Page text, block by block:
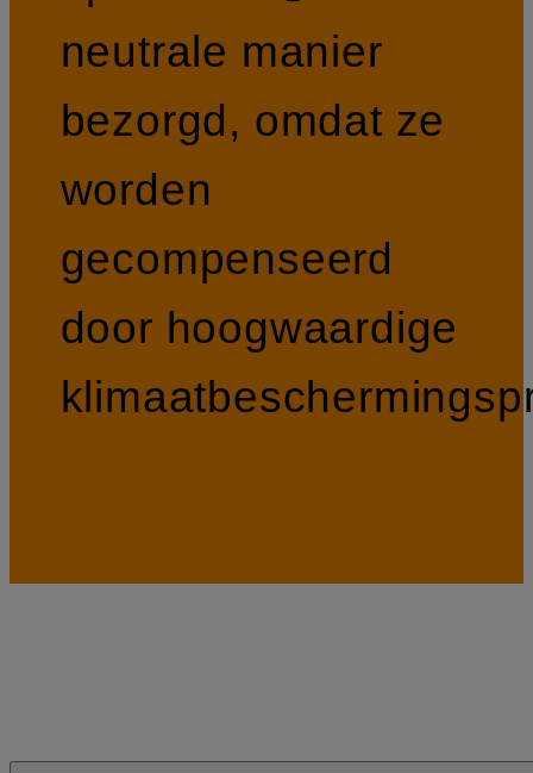
neutrale manier
bezorgd, omdat ze
worden
gecompenseerd
door hoogwaardige